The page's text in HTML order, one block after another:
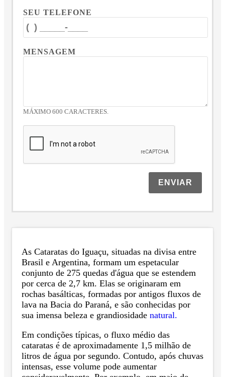
SEU TELEFONE
MENSAGEM
MÁXIMO 600 CARACTERES.
ENVIAR
As Cataratas do Iguaçu, situadas na divisa entre
Brasil e Argentina, formam um espetacular
conjunto de 275 quedas d'água que se estendem
por cerca de 2,7 km. Elas se originaram em
rochas basálticas, formadas por antigos fluxos de
lava na Bacia do Paraná, e são conhecidas por
sua imensa beleza e grandiosidade natural.
Em condições típicas, o fluxo médio das
cataratas é de aproximadamente 1,5 milhão de
litros de água por segundo. Contudo, após chuvas
intensas, esse volume pode aumentar